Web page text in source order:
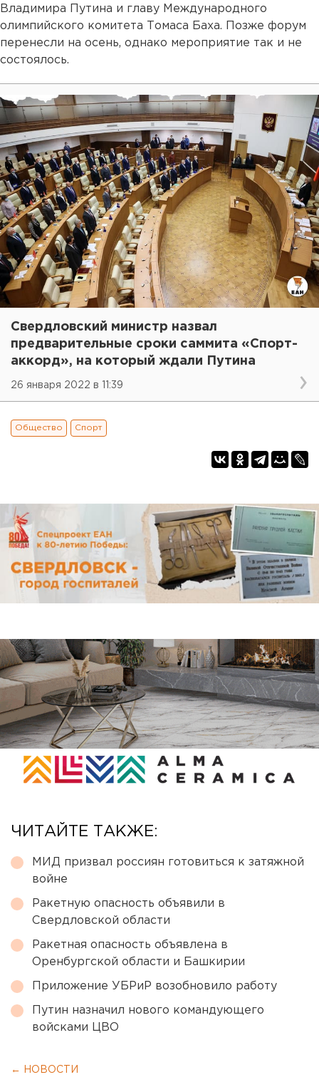
Владимира Путина и главу Международного
олимпийского комитета Томаса Баха. Позже форум
перенесли на осень, однако мероприятие так и не
состоялось.
Свердловский министр назвал
предварительные сроки саммита «Спорт-
аккорд», на который ждали Путина
26 января 2022 в 11:39
Общество Спорт
ЧИТАЙТЕ ТАКЖЕ:
МИД призвал россиян готовиться к затяжной
войне
Ракетную опасность объявили в
Свердловской области
Ракетная опасность объявлена в
Оренбургской области и Башкирии
Приложение УБРиР возобновило работу
Путин назначил нового командующего
войсками ЦВО
← НОВОСТИ